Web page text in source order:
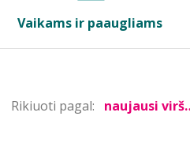
Vaikams ir paaugliams
Rikiuoti pagal: